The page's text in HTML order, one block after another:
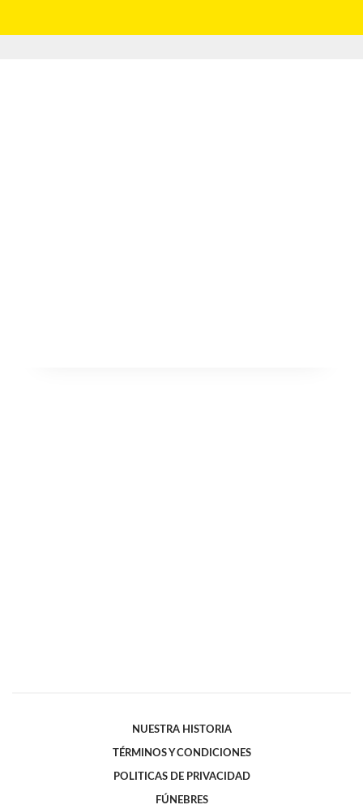
NUESTRA HISTORIA
TÉRMINOS Y CONDICIONES
POLITICAS DE PRIVACIDAD
FÚNEBRES